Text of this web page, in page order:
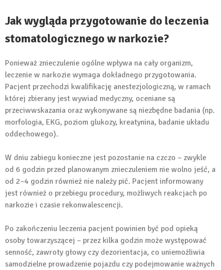
Jak wygląda przygotowanie do leczenia
stomatologicznego w narkozie?
Ponieważ znieczulenie ogólne wpływa na cały organizm,
leczenie w narkozie wymaga dokładnego przygotowania.
Pacjent przechodzi kwalifikację anestezjologiczną, w ramach
której zbierany jest wywiad medyczny, oceniane są
przeciwwskazania oraz wykonywane są niezbędne badania (np.
morfologia, EKG, poziom glukozy, kreatynina, badanie układu
oddechowego).
W dniu zabiegu konieczne jest pozostanie na czczo – zwykle
od 6 godzin przed planowanym znieczuleniem nie wolno jeść, a
od 2–4 godzin również nie należy pić. Pacjent informowany
jest również o przebiegu procedury, możliwych reakcjach po
narkozie i czasie rekonwalescencji.
Po zakończeniu leczenia pacjent powinien być pod opieką
osoby towarzyszącej – przez kilka godzin może występować
senność, zawroty głowy czy dezorientacja, co uniemożliwia
samodzielne prowadzenie pojazdu czy podejmowanie ważnych